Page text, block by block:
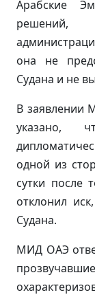
Арабские
решений,
она не
Судана и не
В заявлении
указано,
одной из
сутки после
отклонил
Судана.
МИД ОАЭ